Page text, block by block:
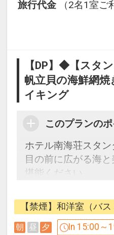
旅行代金
（2名1室
【DP】◆【スタ
帆立貝の海鮮網
イキング
このプランの
ホテル南海荘スタ
目の前に広がる海
堪能ください。
●ご夕食 海鮮和洋バ
付き！（90分間）
〇3Fレストランは
【禁煙】和洋室（バス
朝 昼 夕 In 15:00～